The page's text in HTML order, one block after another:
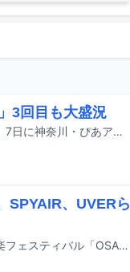
3回目も大盛況
FLOW主催のアニソンロックフェス「FLOW THE FESTIVAL 2026」が、6月6、7日に神奈川・ぴあアリーナMMで行われた。
SPYAIR、UVERら
7月25日、26日、8月1日、2日に大阪・舞洲スポーツアイランドで行われる音楽フェスティバル「OSAKA GIGANTIC MUSIC FESTIVAL 2026」（通称：ジャイガ）の出演アーティスト第6弾が発表された。